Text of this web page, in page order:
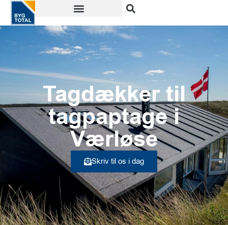
Tagdækker til
tagpaptage i
Værløse
Skriv til os i dag